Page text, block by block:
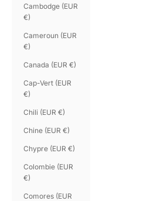
Cambodge (EUR
€)
Cameroun (EUR
€)
Canada (EUR €)
Cap-Vert (EUR
€)
Chili (EUR €)
Chine (EUR €)
Chypre (EUR €)
Colombie (EUR
€)
Comores (EUR